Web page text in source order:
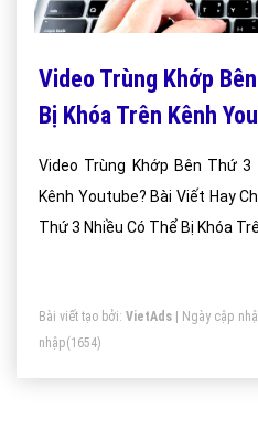
Video Trùng Khớp
Bị Khóa Trên Kênh
Video Trùng Khớp Bên Thứ 3
Kênh Youtube? Bài Viết Hay
Thứ 3 Nhiều Có Thể Bị Khóa
Bài viết tạo bởi: VietAds | Ngày cập
nhập(1654)